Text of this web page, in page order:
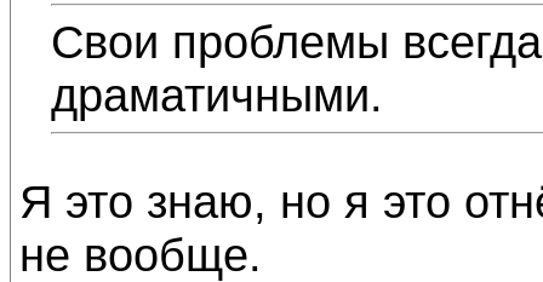
Свои проблемы
драматичными.
Я это знаю, но я это
не вообще.